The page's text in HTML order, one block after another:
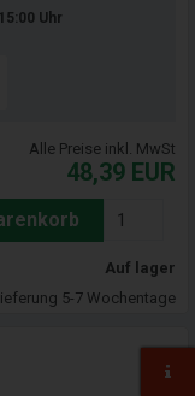
Uhr
Alle Preise inkl. MwSt
48,39 EUR
Auf lager
5-7 Wochentage